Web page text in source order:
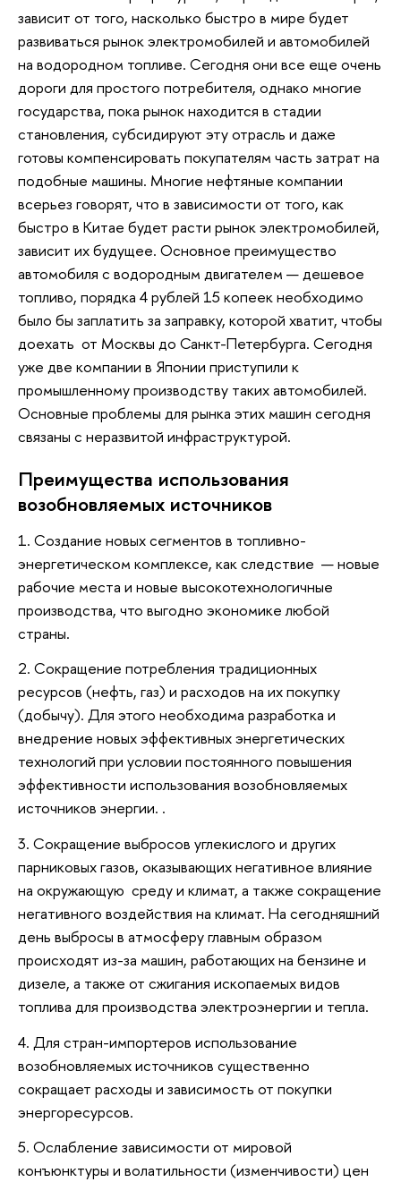
зависит от того, насколько быстро в мире будет
развиваться рынок электромобилей и автомобилей
на водородном топливе. Сегодня они все еще очень
дороги для простого потребителя, однако многие
государства, пока рынок находится в стадии
становления, субсидируют эту отрасль и даже
готовы компенсировать покупателям часть затрат на
подобные машины. Многие нефтяные компании
всерьез говорят, что в зависимости от того, как
быстро в Китае будет расти рынок электромобилей,
зависит их будущее. Основное преимущество
автомобиля с водородным двигателем — дешевое
топливо, порядка 4 рублей 15 копеек необходимо
было бы заплатить за заправку, которой хватит, чтобы
доехать от Москвы до Санкт-Петербурга. Сегодня
уже две компании в Японии приступили к
промышленному производству таких автомобилей.
Основные проблемы для рынка этих машин сегодня
связаны с неразвитой инфраструктурой.
Преимущества использования
возобновляемых источников
1. Создание новых сегментов в топливно-
энергетическом комплексе, как следствие — новые
рабочие места и новые высокотехнологичные
производства, что выгодно экономике любой
страны.
2. Сокращение потребления традиционных
ресурсов (нефть, газ) и расходов на их покупку
(добычу). Для этого необходима разработка и
внедрение новых эффективных энергетических
технологий при условии постоянного повышения
эффективности использования возобновляемых
источников энергии. .
3. Сокращение выбросов углекислого и других
парниковых газов, оказывающих негативное влияние
на окружающую среду и климат, а также сокращение
негативного воздействия на климат. На сегодняшний
день выбросы в атмосферу главным образом
происходят из-за машин, работающих на бензине и
дизеле, а также от сжигания ископаемых видов
топлива для производства электроэнергии и тепла.
4. Для стран-импортеров использование
возобновляемых источников существенно
сокращает расходы и зависимость от покупки
энергоресурсов.
5. Ослабление зависимости от мировой
конъюнктуры и волатильности (изменчивости) цен